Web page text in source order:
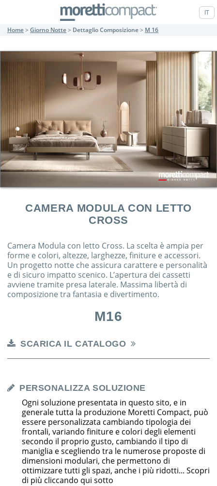
IT
Home> Giorno Notte> Dettaglio Composizione> M 16
CAMERA MODULA CON LETTO
CROSS
Camera Modula con letto Cross. La scelta è ampia per
forme e colori, altezze, larghezze, finiture e accessori.
Un progetto notte che assicura carattere e personalità
e di sicuro impatto scenico. L’apertura dei cassetti
avviene tramite presa laterale. Massima libertà di
composizione tra fantasia e divertimento.
M16
SCARICA IL CATALOGO
PERSONALIZZA SOLUZIONE
Ogni soluzione presentata in questo sito, e in
generale tutta la produzione Moretti Compact, può
essere personalizzata cambiando tipologia dei
frontali, variando finiture e colori degli elementi
secondo il proprio gusto, cambiando il tipo di
maniglia e scegliendo tra le numerose proposte di
dimensioni modulari, che permettono di
ottimizzare tutti gli spazi, anche i più ridotti... Scopri
di più cliccando qui sotto